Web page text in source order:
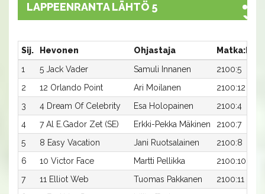
LAPPEENRANTA LÄHTÖ 5
Sij. Hevonen Ohjastaja
1
5 Jack Vader Samuli Innanen
2100:5
2
12 Orlando Point Ari Moilanen
2100:12
3
4 Dream Of Celebrity Esa Holopainen
2100:4
4
7 Al E.Gador Zet (SE) Erkki-Pekka Mäkinen
2100:7
5
8 Easy Vacation Jani Ruotsalainen
2100:8
6
10 Victor Face Martti Pellikka
2100:10
7
11 Elliot Web Tuomas Pakkanen
2100:11